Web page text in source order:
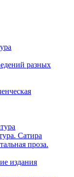
разных
Сатира
проза.
издания